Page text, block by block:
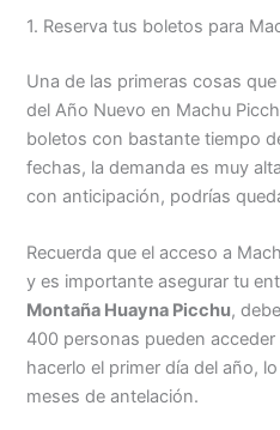
1. Reserva tus boletos para
Una de las primeras cosas
del Año Nuevo en Machu
boletos con bastante tiempo
fechas, la demanda es muy
con anticipación, podrías
Recuerda que el acceso a
y es importante asegurar tu
Montaña Huayna Picchu,
400 personas pueden acceder
hacerlo el primer día del año,
meses de antelación.